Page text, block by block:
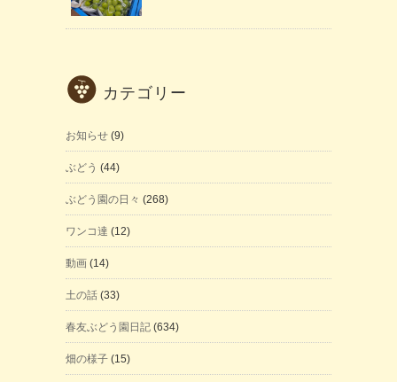
カテゴリー
お知らせ (9)
ぶどう (44)
ぶどう園の日々 (268)
ワンコ達 (12)
動画 (14)
土の話 (33)
春友ぶどう園日記 (634)
畑の様子 (15)